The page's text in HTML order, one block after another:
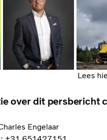
Lees
over dit persbericht
Engelaar